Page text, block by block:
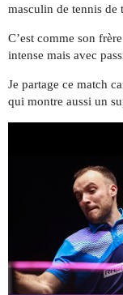
masculin de tennis de
C’est comme son
intense mais avec
Je partage ce match
qui montre aussi un